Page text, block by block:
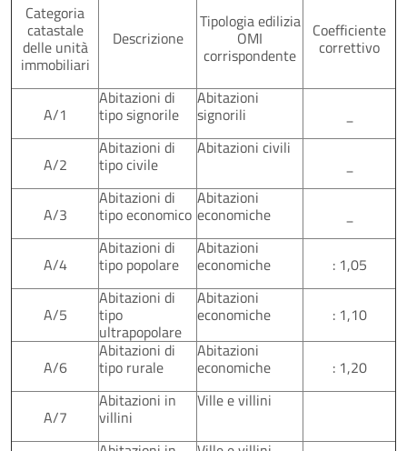
Categoria
catastale
delle unità
immobiliari
Descrizione
Tipologia edilizia
OMI
corrispondente
Coefficiente
correttivo
A/1
Abitazioni di
tipo signorile
Abitazioni
signorili
A/2
Abitazioni di
tipo civile
Abitazioni civili
A/3
Abitazioni di
tipo economico
Abitazioni
economiche
A/4
Abitazioni di
tipo popolare
Abitazioni
economiche : 1,05
A/5
Abitazioni di
tipo
ultrapopolare
Abitazioni
economiche : 1,10
A/6
Abitazioni di
tipo rurale
Abitazioni
economiche : 1,20
A/7
Abitazioni in
villini
Ville e villini